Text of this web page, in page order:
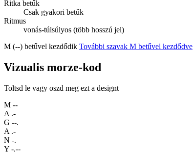
Ritka betűk
Csak gyakori betűk
Ritmus
vonás-túlsúlyos (több hosszú jel)
M (--) betűvel kezdődik További szavak M betűvel kezdődve
Vizualis morze-kod
Toltsd le vagy oszd meg ezt a designt
M --
A .-
G --.
A .-
N -.
Y -.--